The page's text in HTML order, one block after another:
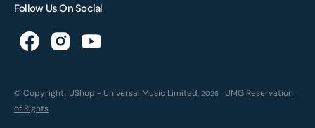
Follow Us On Social
© Copyright, UShop - Universal Music Limited, 2026
UMG Reservation
of Rights